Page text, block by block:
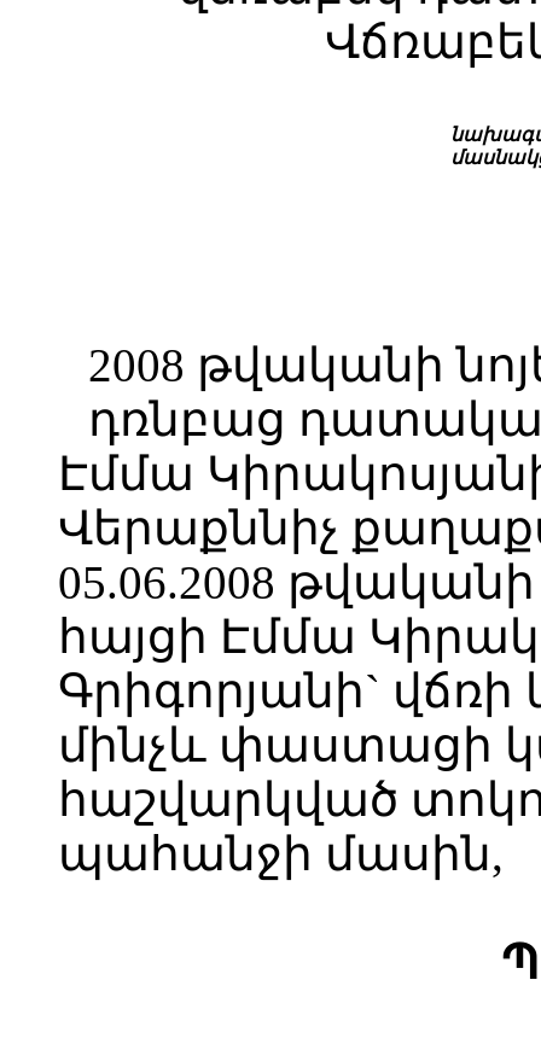
2008 թվականի
դռնբաց
Էմմա
Վերաքննիչ
05.06.2008
հայցի Էմմա
Գրիգորյանի`
մինչև փաստացի
հաշվարկված
պահանջի մասին,